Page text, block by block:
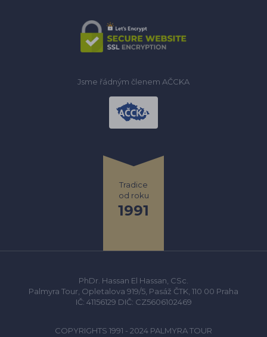
Jsme řádným členem AČCKA
Tradice
od roku
1991
PhDr. Hassan El Hassan, CSc.
Palmyra Tour, Opletalova 919/5, Pasáž ČTK, 110 00 Praha
IČ: 41156129 DIČ: CZ5606102469
COPYRIGHTS 1991 - 2024 PALMYRA TOUR